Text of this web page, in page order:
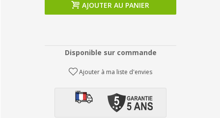
AJOUTER AU PANIER
Disponible sur commande
Ajouter à ma liste d'envies